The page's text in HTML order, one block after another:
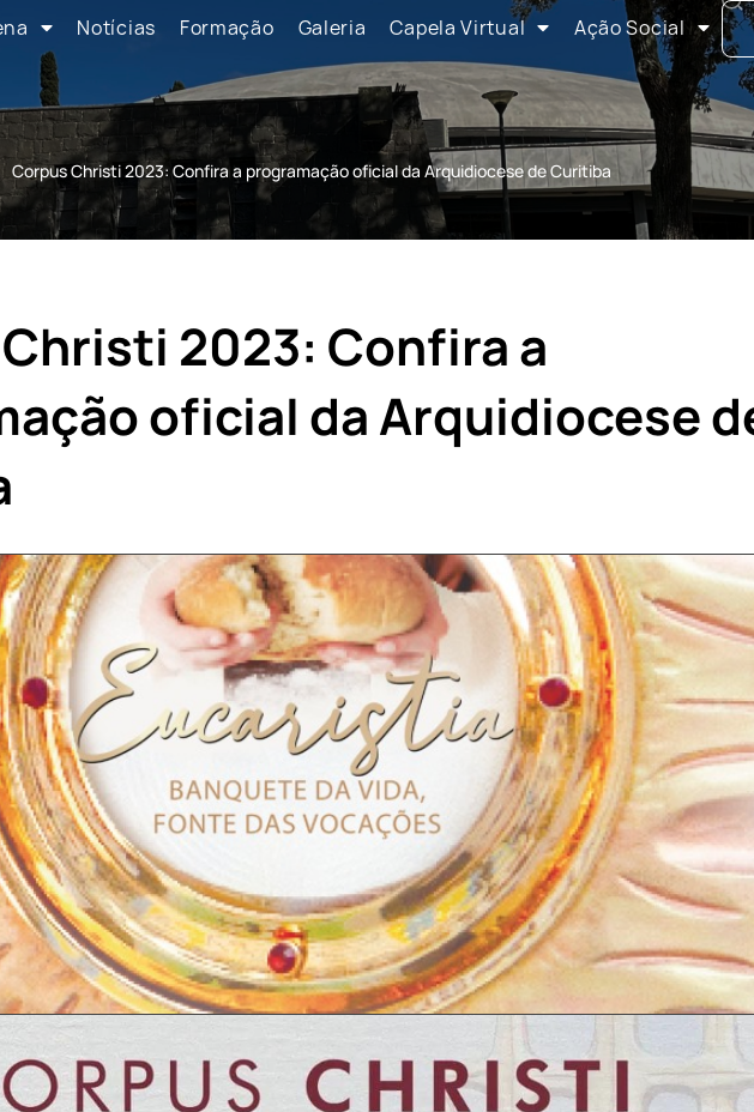
Notícias Formação Galeria Capela Virtual Ação Social
Corpus Christi 2023: Confira a programação oficial da Arquidiocese de Curitiba
2023: Confira a
oficial da Arquidiocese